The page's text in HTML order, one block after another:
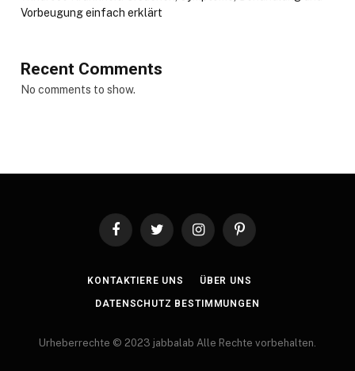
Vorbeugung einfach erklärt
Recent Comments
No comments to show.
FacebookTwitter InstagramPinterest
KONTAKTIERE UNS ÜBER UNS
DATENSCHUTZ BESTIMMUNGEN
Urheberrechte © 2023 jabbalab Alle Rechte vorbehalten.